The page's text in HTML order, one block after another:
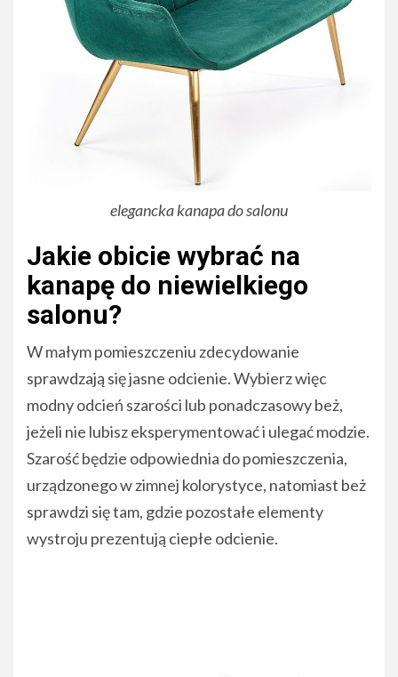
elegancka kanapa do salonu
Jakie obicie wybrać na
kanapę do niewielkiego
salonu?
W małym pomieszczeniu zdecydowanie
sprawdzają się jasne odcienie. Wybierz więc
modny odcień szarości lub ponadczasowy beż,
jeżeli nie lubisz eksperymentować i ulegać modzie.
Szarość będzie odpowiednia do pomieszczenia,
urządzonego w zimnej kolorystyce, natomiast beż
sprawdzi się tam, gdzie pozostałe elementy
wystroju prezentują ciepłe odcienie.